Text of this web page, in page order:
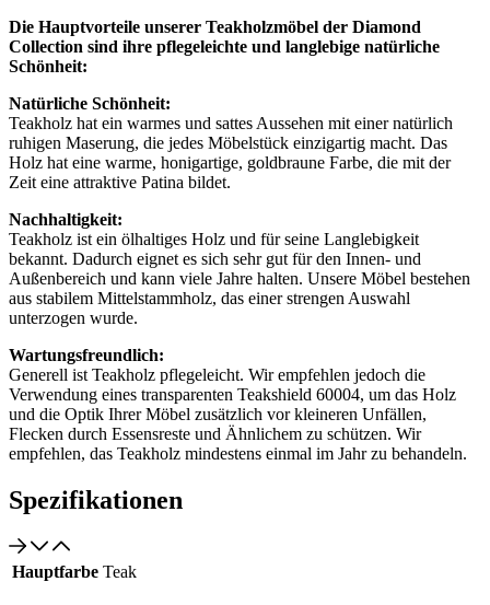
Die Hauptvorteile unserer Teakholzmöbel der Diamond
Collection sind ihre pflegeleichte und langlebige natürliche
Schönheit:
Natürliche Schönheit:
Teakholz hat ein warmes und sattes Aussehen mit einer natürlich
ruhigen Maserung, die jedes Möbelstück einzigartig macht. Das
Holz hat eine warme, honigartige, goldbraune Farbe, die mit der
Zeit eine attraktive Patina bildet.
Nachhaltigkeit:
Teakholz ist ein ölhaltiges Holz und für seine Langlebigkeit
bekannt. Dadurch eignet es sich sehr gut für den Innen- und
Außenbereich und kann viele Jahre halten. Unsere Möbel bestehen
aus stabilem Mittelstammholz, das einer strengen Auswahl
unterzogen wurde.
Wartungsfreundlich:
Generell ist Teakholz pflegeleicht. Wir empfehlen jedoch die
Verwendung eines transparenten Teakshield 60004, um das Holz
und die Optik Ihrer Möbel zusätzlich vor kleineren Unfällen,
Flecken durch Essensreste und Ähnlichem zu schützen. Wir
empfehlen, das Teakholz mindestens einmal im Jahr zu behandeln.
Spezifikationen
Hauptfarbe Teak